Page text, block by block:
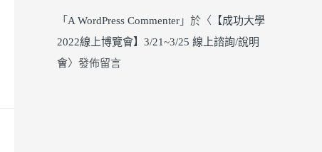
「 A WordPress Commenter 」於〈 【成功大學
2022線上博覽會】3/21~3/25 線上諮詢/說明
會〉發佈留言